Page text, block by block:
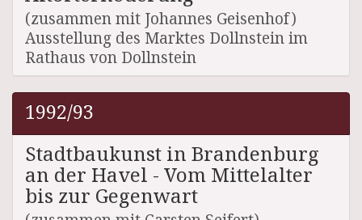
(zusammen mit Johannes Geisenhof)
Ausstellung des Marktes Dollnstein im
Rathaus von Dollnstein
1992/93
Stadtbaukunst in Brandenburg
an der Havel - Vom Mittelalter
bis zur Gegenwart